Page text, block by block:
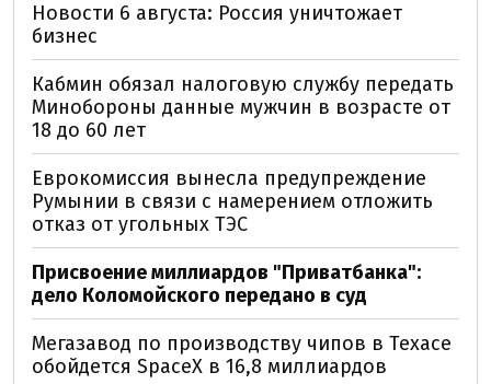
Новости 6 августа: Россия уничтожает
бизнес
Кабмин обязал налоговую службу передать
Минобороны данные мужчин в возрасте от
18 до 60 лет
Еврокомиссия вынесла предупреждение
Румынии в связи с намерением отложить
отказ от угольных ТЭС
Присвоение миллиардов "Приватбанка":
дело Коломойского передано в суд
Мегазавод по производству чипов в Техасе
обойдется SpaceX в 16,8 миллиардов